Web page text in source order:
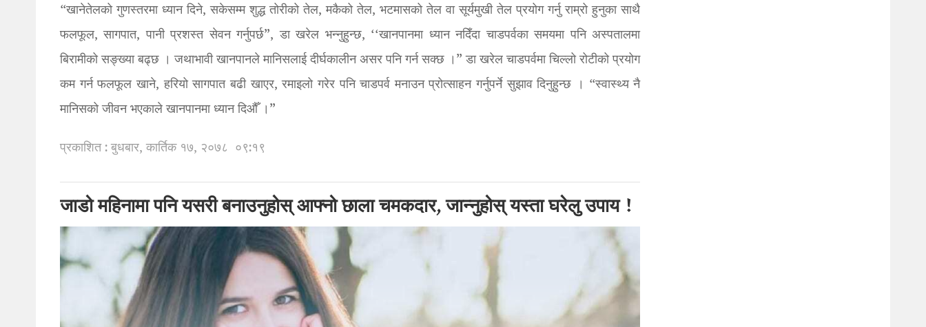
“खानेतेलको गुणस्तरमा ध्यान दिने, सकेसम्म शुद्ध तोरीको तेल, मकैको तेल, भटमासको तेल वा सूर्यमुखी तेल प्रयोग गर्नु राम्रो हुनुका साथै
फलफूल, सागपात, पानी प्रशस्त सेवन गर्नुपर्छ”, डा खरेल भन्नुहुन्छ, ‘‘खानपानमा ध्यान नदिँदा चाडपर्वका समयमा पनि अस्पतालमा
बिरामीको सङ्ख्या बढ्छ । जथाभावी खानपानले मानिसलाई दीर्घकालीन असर पनि गर्न सक्छ ।” डा खरेल चाडपर्वमा चिल्लो रोटीको प्रयोग
कम गर्न फलफूल खाने, हरियो सागपात बढी खाएर, रमाइलो गरेर पनि चाडपर्व मनाउन प्रोत्साहन गर्नुपर्ने सुझाव दिनुहुन्छ । “स्वास्थ्य नै
मानिसको जीवन भएकाले खानपानमा ध्यान दिऔँ ।”
प्रकाशित : बुधबार, कार्तिक १७, २०७८ ०९:१९
जाडो महिनामा पनि यसरी बनाउनुहोस् आफ्नो छाला चमकदार, जान्नुहोस् यस्ता घरेलु उपाय !